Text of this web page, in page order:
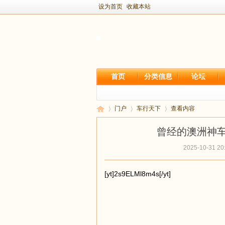
设为首页 收藏本站
首页 分类信息 论坛
门户 车行天下 查看内容
曾经的澳洲神
2025-10-31
[yt]2s9ELMl8m4s[/yt]